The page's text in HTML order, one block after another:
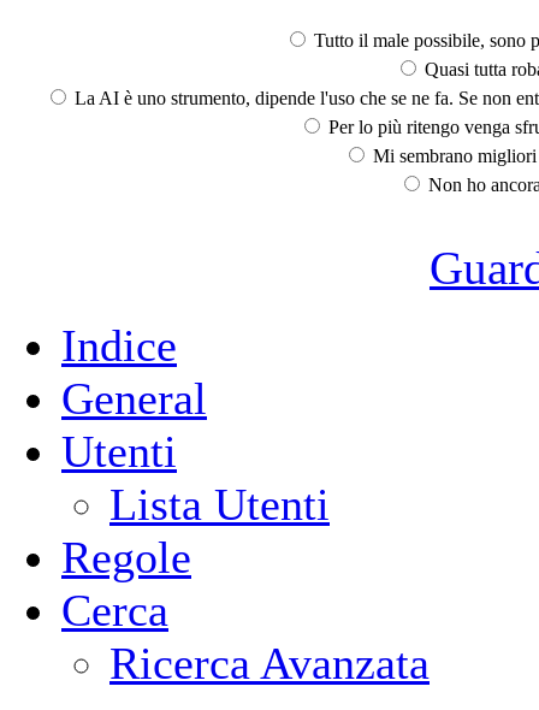
Tutto il male possibile, sono
Quasi tutta
La AI è uno strumento, dipende l'uso che se ne fa. Se non
Per lo più ritengo venga
Mi sembrano
Non ho
Indice
General
Utenti
Lista Utenti
Regole
Cerca
Ricerca Avanzata